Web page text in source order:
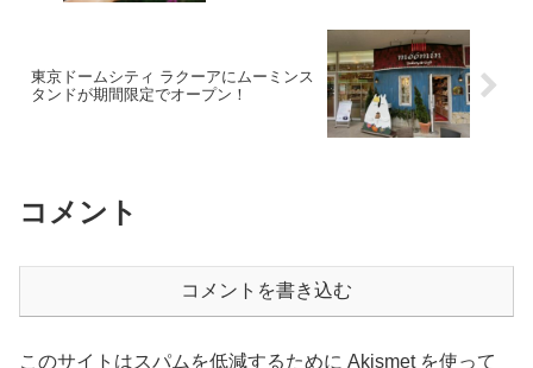
東京ドームシティ ラクーアにムーミンス
タンドが期間限定でオープン！
コメント
コメントを書き込む
このサイトはスパムを低減するために Akismet を使って